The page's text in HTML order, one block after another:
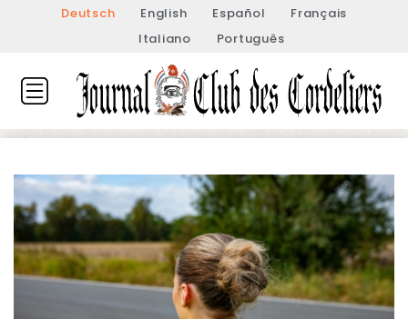
Deutsch English Español
Français
Italiano
Português